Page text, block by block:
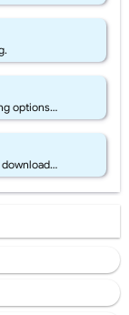
options…